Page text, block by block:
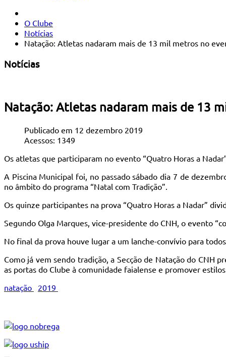
O Clube
Notícias
Natação: Atletas nadaram mais de 13 mil metros no
Notícias
Natação: Atletas nadaram mais de 13
Publicado em 12 dezembro 2019
Acessos: 1349
Os atletas que participaram no evento “Quatro Horas a
A Piscina Municipal foi, no passado sábado dia 7 de
no âmbito do programa “Natal com Tradição”.
Os quinze participantes na prova “Quatro Horas a Nadar”
Segundo Olga Marques, vice-presidente do CNH, o evento
No final da prova houve lugar a um lanche-convívio para
Como já vem sendo tradição, a Secção de Natação do
as portas do Clube à comunidade faialense e promover
natação
2019